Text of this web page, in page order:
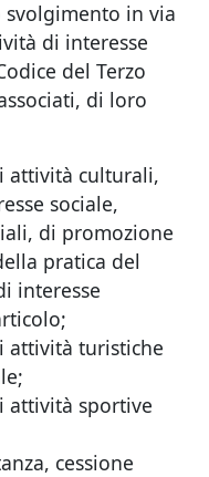
in via
di interesse
del Terzo
di loro
attività culturali,
sociale,
di promozione
pratica del
interesse
attività turistiche
attività sportive
cessione